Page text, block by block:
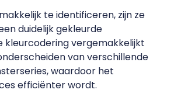
te identificeren, zijn ze
duidelijk gekleurde
kleurcodering vergemakkelijkt
van verschillende
waardoor het
efficiënter wordt.